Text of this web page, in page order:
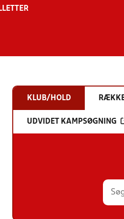
KLUB/HOLD
UDVIDET KAMPSØGNING